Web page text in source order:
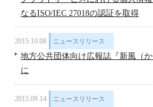
なるISO/IEC 27018の認証を取得
2015.10.08 ニュースリリース
地方公共団体向け広報誌『新風（
に
2015.09.14 ニュースリリース